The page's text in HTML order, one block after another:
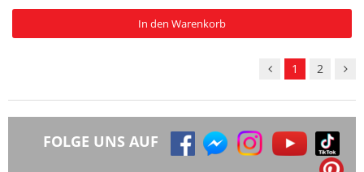
In den Warenkorb
1 2
FOLGE UNS AUF